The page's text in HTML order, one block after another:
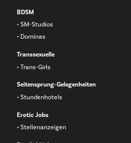
BDSM
SM-Studios
Dominas
Transsexuelle
Trans-Girls
Seitensprung-Gelegenheiten
Stundenhotels
Erotic Jobs
Stellenanzeigen